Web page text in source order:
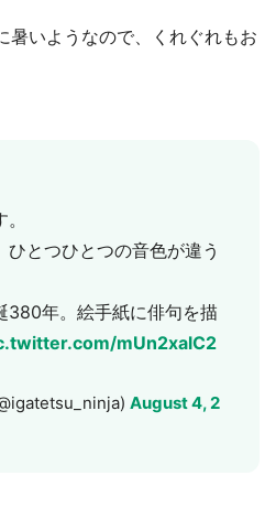
暑いようなので、くれぐれもお
とつひとつの音色が違う
380年。絵手紙に俳句を描
mUn2xalC2
August 4, 2